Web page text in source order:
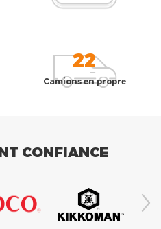
22
Camions en propre
CONFIANCE